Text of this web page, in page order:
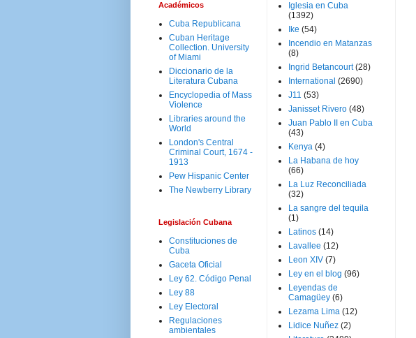
Académicos
Cuba Republicana
Cuban Heritage
Collection. University
of Miami
Diccionario de la
Literatura Cubana
Encyclopedia of Mass
Violence
Libraries around the
World
London's Central
Criminal Court, 1674 -
1913
Pew Hispanic Center
The Newberry Library
Legislación Cubana
Constituciones de
Cuba
Gaceta Oficial
Ley 62. Código Penal
Ley 88
Ley Electoral
Regulaciones
ambientales
Iglesia en Cuba
(1392)
Ike (54)
Incendio en Matanzas
(8)
Ingrid Betancourt (28)
International (2690)
J11 (53)
Janisset Rivero (48)
Juan Pablo II en Cuba
(43)
Kenya (4)
La Habana de hoy
(66)
La Luz Reconciliada
(32)
La sangre del tequila
(1)
Latinos (14)
Lavallee (12)
Leon XIV (7)
Ley en el blog (96)
Leyendas de
Camagüey (6)
Lezama Lima (12)
Lidice Nuñez (2)